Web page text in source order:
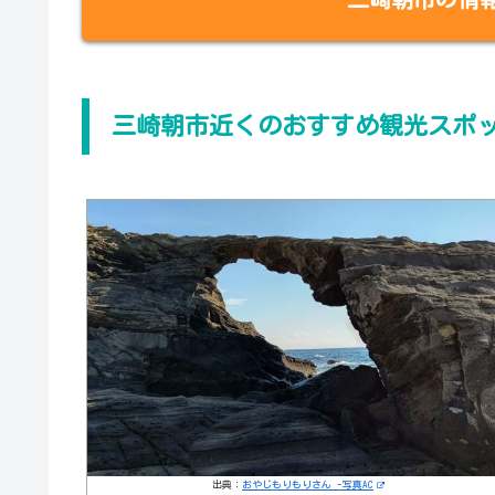
三崎朝市近くのおすすめ観光スポ
出典： おやじもりもりさん -写真AC